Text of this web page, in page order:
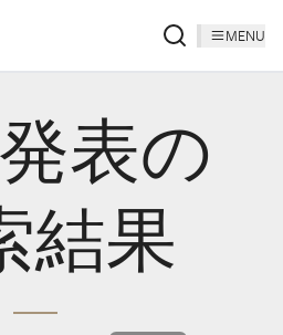
MENU
表の
結果